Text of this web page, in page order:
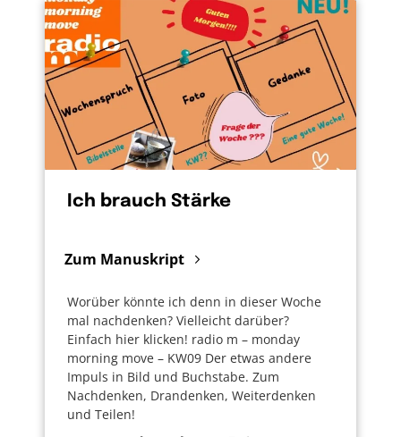
meinem Kind Mut mache oder ihm einfach
nur glaubhaft versichere: „Du kannst das!“ Ich
glaube sogar Weltfrieden, der Erhalt unserer
Lebensbedingungen und vielleicht sogar eine
pünktliche Bahn sind möglich, wenn wir es
uns zutrauen. Mir hilft: Gott traut es uns zu
und bietet seine Hilfe an.
Ich brauch Stärke
Zum Manuskript
Worüber könnte ich denn in dieser Woche
mal nachdenken? Vielleicht darüber?
Einfach hier klicken! radio m – monday
morning move – KW09 Der etwas andere
Impuls in Bild und Buchstabe. Zum
Nachdenken, Drandenken, Weiterdenken
und Teilen!